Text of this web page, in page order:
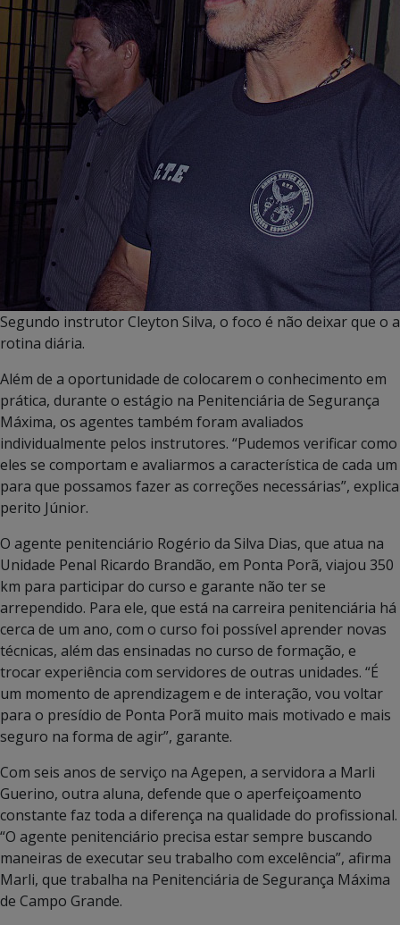
Segundo instrutor Cleyton Silva, o foco é não deixar que o
rotina diária.
Além de a oportunidade de colocarem o conhecimento em
prática, durante o estágio na Penitenciária de Segurança
Máxima, os agentes também foram avaliados
individualmente pelos instrutores. “Pudemos verificar como
eles se comportam e avaliarmos a característica de cada um
para que possamos fazer as correções necessárias”, explica
perito Júnior.
O agente penitenciário Rogério da Silva Dias, que atua na
Unidade Penal Ricardo Brandão, em Ponta Porã, viajou 350
km para participar do curso e garante não ter se
arrependido. Para ele, que está na carreira penitenciária há
cerca de um ano, com o curso foi possível aprender novas
técnicas, além das ensinadas no curso de formação, e
trocar experiência com servidores de outras unidades. “É
um momento de aprendizagem e de interação, vou voltar
para o presídio de Ponta Porã muito mais motivado e mais
seguro na forma de agir”, garante.
Com seis anos de serviço na Agepen, a servidora a Marli
Guerino, outra aluna, defende que o aperfeiçoamento
constante faz toda a diferença na qualidade do profissional.
“O agente penitenciário precisa estar sempre buscando
maneiras de executar seu trabalho com excelência”, afirma
Marli, que trabalha na Penitenciária de Segurança Máxima
de Campo Grande.